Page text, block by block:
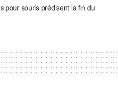
pour souris prédisent la fin du